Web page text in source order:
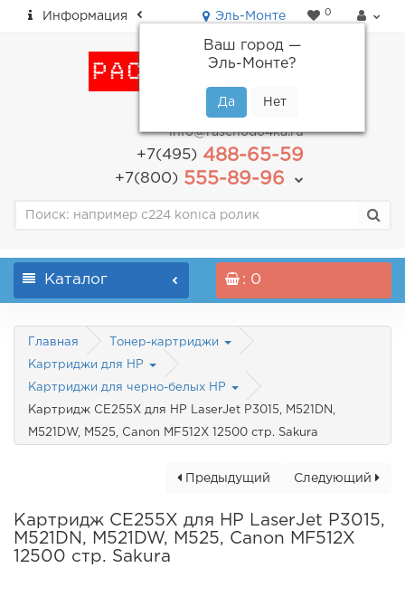
Информация Эль-Монте
Ваш город —
Эль-Монте?
0
пн-пт: с 9.00 до 18.00
info@raschodo4ka.ru
+7(495)488-65-59
+7(800)555-89-96
Каталог : 0
Главная Тонер-картриджи
Картриджи для HP
Картриджи для черно-белых HP
Картридж CE255X для HP LaserJet P3015, M521DN,
M521DW, M525, Canon MF512X 12500 стр. Sakura
Следующий
Предыдущий
Картридж CE255X для HP LaserJet P3015,
M521DN, M521DW, M525, Canon MF512X
12500 стр. Sakura